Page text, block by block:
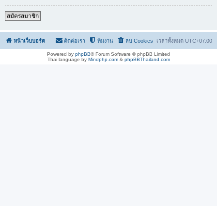
สมัครสมาชิก
หน้าเว็บบอร์ด เวลาทั้งหมด UTC+07:00
ลบ Cookies
ทีมงาน
ติดต่อเรา
Powered by phpBB® Forum Software © phpBB Limited
Thai language by Mindphp.com& phpBBThailand.com